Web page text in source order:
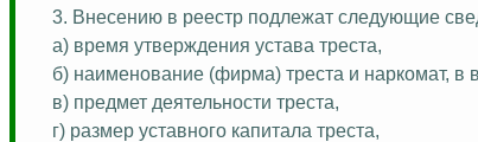
3. Внесению в реестр подлежат следующие
а) время утверждения устава треста,
б) наименование (фирма) треста и наркомат, в
в) предмет деятельности треста,
г) размер уставного капитала треста,